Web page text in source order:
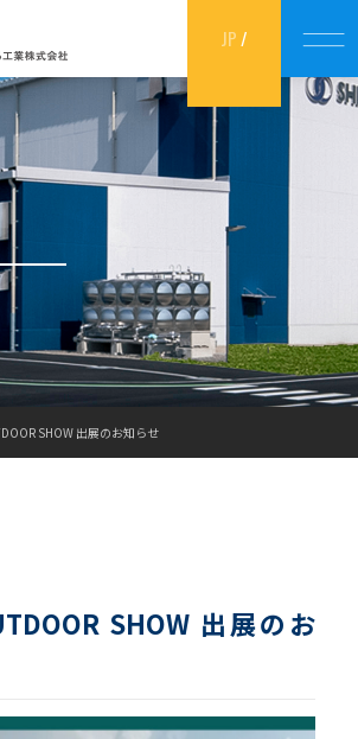
JP/
EN
SHOW 出展のお知らせ
SHOW 出展のお